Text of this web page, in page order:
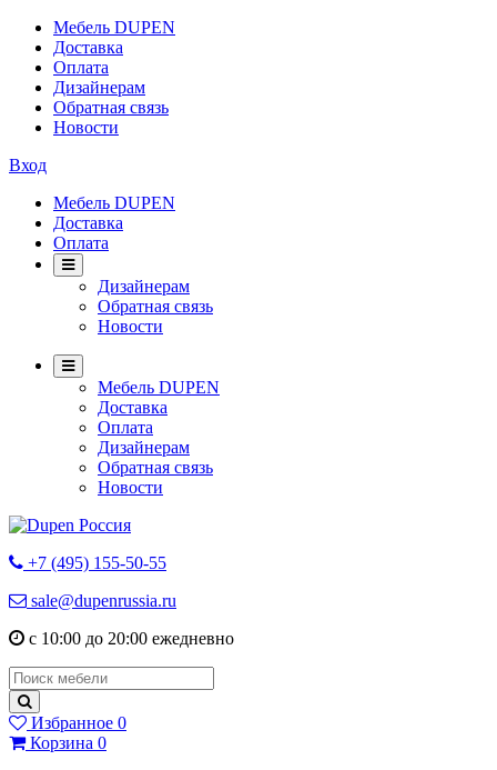
Мебель DUPEN
Доставка
Оплата
Дизайнерам
Обратная связь
Новости
Вход
Мебель DUPEN
Доставка
Оплата
Дизайнерам
Обратная связь
Новости
Мебель DUPEN
Доставка
Оплата
Дизайнерам
Обратная связь
Новости
+7 (495) 155-50-55
sale@dupenrussia.ru
с 10:00 до 20:00 ежедневно
Избранное 0
Корзина 0